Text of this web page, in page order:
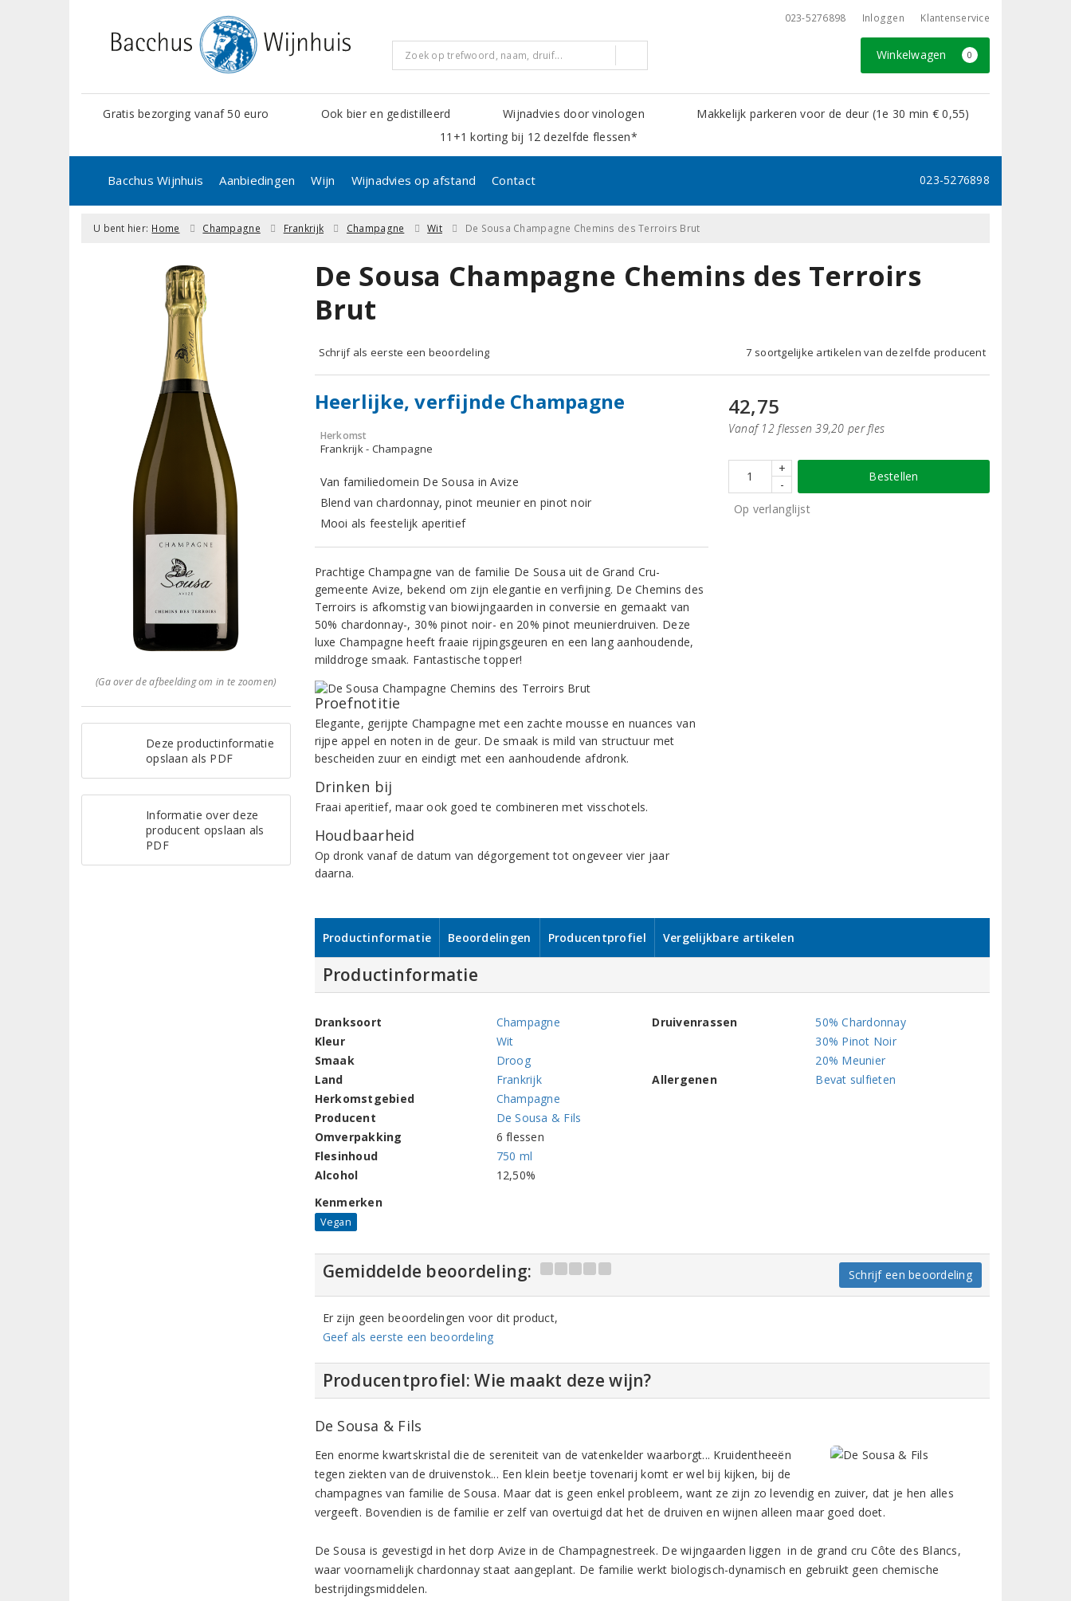
023-5276898 Inloggen Klantenservice
Winkelwagen 0
Gratis bezorging vanaf 50 euro Ook bier en gedistilleerd Wijnadvies door vinologen
Makkelijk parkeren voor de deur (1e 30 min € 0,55)
11+1 korting bij 12 dezelfde flessen*
Bacchus Wijnhuis Aanbiedingen Wijn Wijnadvies op afstand Contact 023-5276898
U bent hier: Home Champagne Frankrijk Champagne Wit De Sousa Champagne Chemins des Terroirs Brut
(Ga over de afbeelding om in te zoomen)
Deze productinformatie
opslaan als PDF
Informatie over deze
producent opslaan als
PDF
De Sousa Champagne Chemins des Terroirs
Brut
Schrijf als eerste een beoordeling 7 soortgelijke artikelen van dezelfde producent
Heerlijke, verfijnde Champagne
Herkomst
Frankrijk - Champagne
Van familiedomein De Sousa in Avize
Blend van chardonnay, pinot meunier en pinot noir
Mooi als feestelijk aperitief
Prachtige Champagne van de familie De Sousa uit de Grand Cru-
gemeente Avize, bekend om zijn elegantie en verfijning. De Chemins des
Terroirs is afkomstig van biowijngaarden in conversie en gemaakt van
50% chardonnay-, 30% pinot noir- en 20% pinot meunierdruiven. Deze
luxe Champagne heeft fraaie rijpingsgeuren en een lang aanhoudende,
milddroge smaak. Fantastische topper!
Proefnotitie
Elegante, gerijpte Champagne met een zachte mousse en nuances van
rijpe appel en noten in de geur. De smaak is mild van structuur met
bescheiden zuur en eindigt met een aanhoudende afdronk.
Drinken bij
Fraai aperitief, maar ook goed te combineren met visschotels.
Houdbaarheid
Op dronk vanaf de datum van dégorgement tot ongeveer vier jaar
daarna.
42,75
Vanaf 12 flessen 39,20 per fles
+
-
Bestellen
Op verlanglijst
Productinformatie Beoordelingen Producentprofiel Vergelijkbare artikelen
Productinformatie
Dranksoort
Champagne
Kleur
Wit
Smaak
Droog
Land
Frankrijk
Herkomstgebied
Champagne
Producent
De Sousa & Fils
Omverpakking
6 flessen
Flesinhoud
750 ml
Alcohol
12,50%
Druivenrassen
50% Chardonnay
30% Pinot Noir
20% Meunier
Allergenen
Bevat sulfieten
Kenmerken
Vegan
Gemiddelde beoordeling: Schrijf een beoordeling
Er zijn geen beoordelingen voor dit product,
Geef als eerste een beoordeling
Producentprofiel: Wie maakt deze wijn?
De Sousa & Fils
Een enorme kwartskristal die de sereniteit van de vatenkelder waarborgt... Kruidentheeën
tegen ziekten van de druivenstok... Een klein beetje tovenarij komt er wel bij kijken, bij de
champagnes van familie de Sousa. Maar dat is geen enkel probleem, want ze zijn zo levendig en zuiver, dat je hen alles
vergeeft. Bovendien is de familie er zelf van overtuigd dat het de druiven en wijnen alleen maar goed doet.
De Sousa is gevestigd in het dorp Avize in de Champagnestreek. De wijngaarden liggen in de grand cru Côte des Blancs,
waar voornamelijk chardonnay staat aangeplant. De familie werkt biologisch-dynamisch en gebruikt geen chemische
bestrijdingsmiddelen.